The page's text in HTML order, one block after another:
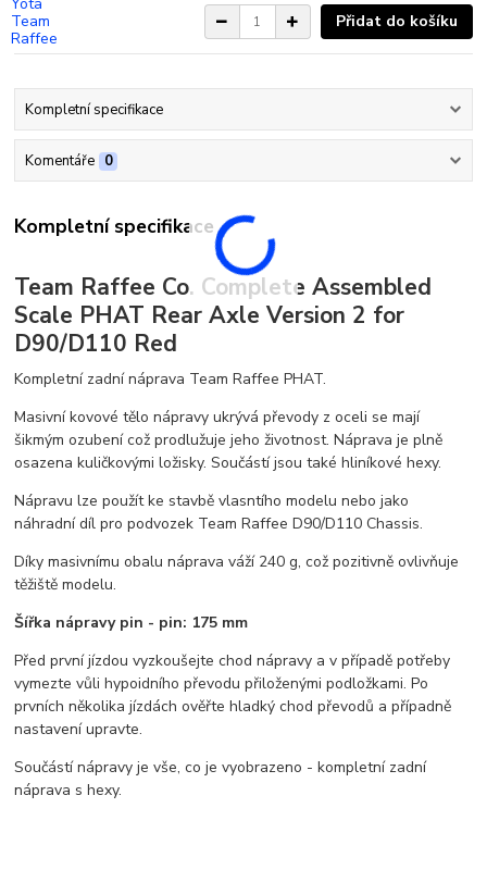
Přidat do košíku
Kompletní specifikace
Komentáře 0
Kompletní specifikace
Team Raffee Co. Complete Assembled
Scale PHAT Rear Axle Version 2 for
D90/D110 Red
Kompletní zadní náprava Team Raffee PHAT.
Masivní kovové tělo nápravy ukrývá převody z oceli se mají
šikmým ozubení což prodlužuje jeho životnost. Náprava je plně
osazena kuličkovými ložisky. Součástí jsou také hliníkové hexy.
Nápravu lze použít ke stavbě vlasntího modelu nebo jako
náhradní díl pro podvozek Team Raffee D90/D110 Chassis.
Díky masivnímu obalu náprava váží 240 g, což pozitivně ovlivňuje
těžiště modelu.
Šířka nápravy pin - pin: 175 mm
Před první jízdou vyzkoušejte chod nápravy a v případě potřeby
vymezte vůli hypoidního převodu přiloženými podložkami. Po
prvních několika jízdách ověřte hladký chod převodů a případně
nastavení upravte.
Součástí nápravy je vše, co je vyobrazeno - kompletní zadní
náprava s hexy.